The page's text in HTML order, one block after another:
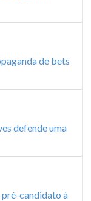
de bets
defende uma
candidato à